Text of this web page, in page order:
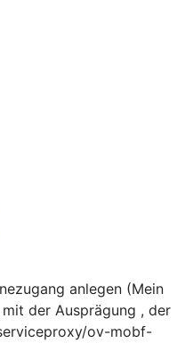
anlegen (Mein
der Ausprägung , der
ov-mobf-